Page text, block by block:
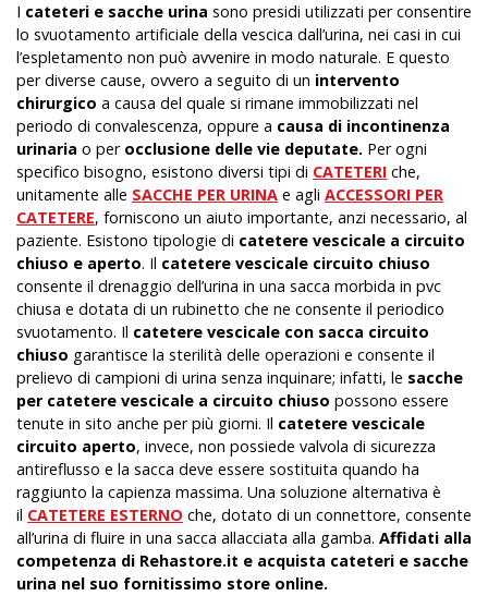
I cateteri e sacche urina sono presidi utilizzati per consentire
lo svuotamento artificiale della vescica dall’urina, nei casi in cui
l’espletamento non può avvenire in modo naturale. E questo
per diverse cause, ovvero a seguito di un intervento
chirurgico a causa del quale si rimane immobilizzati nel
periodo di convalescenza, oppure a causa di incontinenza
urinaria o per occlusione delle vie deputate. Per ogni
specifico bisogno, esistono diversi tipi di CATETERI che,
unitamente alle SACCHE PER URINA e agli ACCESSORI PER
CATETERE, forniscono un aiuto importante, anzi necessario, al
paziente. Esistono tipologie di catetere vescicale a circuito
chiuso e aperto. Il catetere vescicale circuito chiuso
consente il drenaggio dell’urina in una sacca morbida in pvc
chiusa e dotata di un rubinetto che ne consente il periodico
svuotamento. Il catetere vescicale con sacca circuito
chiuso garantisce la sterilità delle operazioni e consente il
prelievo di campioni di urina senza inquinare; infatti, le sacche
per catetere vescicale a circuito chiuso possono essere
tenute in sito anche per più giorni. Il catetere vescicale
circuito aperto, invece, non possiede valvola di sicurezza
antireflusso e la sacca deve essere sostituita quando ha
raggiunto la capienza massima. Una soluzione alternativa è
il CATETERE ESTERNO che, dotato di un connettore, consente
all’urina di fluire in una sacca allacciata alla gamba. Affidati alla
competenza di Rehastore.it e acquista cateteri e sacche
urina nel suo fornitissimo store online.